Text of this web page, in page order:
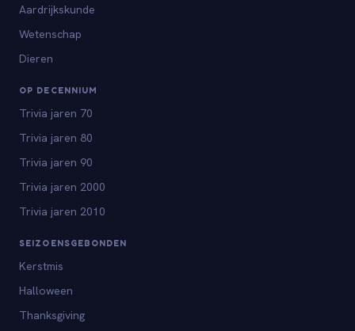
Aardrijkskunde
Wetenschap
Dieren
OP DECENNIUM
Trivia jaren 70
Trivia jaren 80
Trivia jaren 90
Trivia jaren 2000
Trivia jaren 2010
SEIZOENSGEBONDEN
Kerstmis
Halloween
Thanksgiving